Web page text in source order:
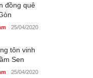
đồng quê
25/04/2020
tôn vinh
Sen
25/04/2020